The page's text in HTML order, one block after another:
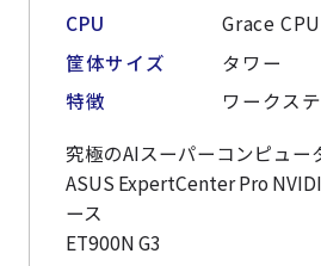
CPU
Grace CPU
筐体サイズ
タワー
特徴
ワークス
究極のAIスーパーコンピュー
ASUS ExpertCenter Pro
ース
ET900N G3